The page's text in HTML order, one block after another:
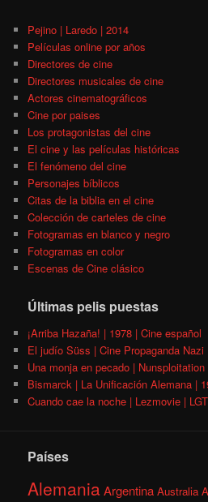
Pejino | Laredo | 2014
Películas online por años
Directores de cine
Directores musicales de cine
Actores cinematográficos
Cine por paises
Los protagonistas del cine
El cine y las películas históricas
El fenómeno del cine
Personajes bíblicos
Citas de la biblia en el cine
Colección de carteles de cine
Fotogramas en blanco y negro
Fotogramas en color
Escenas de Cine clásico
Últimas pelis puestas
¡Arriba Hazaña! | 1978 | Cine español
El judío Süss | Cine Propaganda Nazi
Una monja en pecado | Nunsploitation
Bismarck | La Unificación Alemana |
Cuando cae la noche | Lezmovie |
Países
AlemaniaArgentina Australia